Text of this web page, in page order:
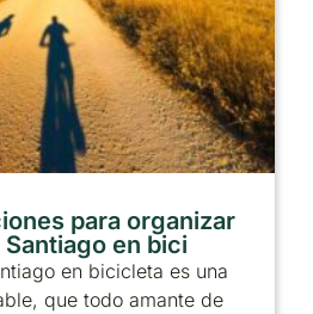
para organizar
en bici
en bicicleta es una
que todo amante de